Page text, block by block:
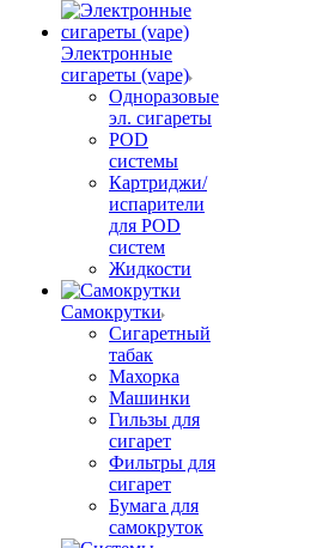
Электронные
сигареты (vape)
Одноразовые
эл. сигареты
POD
системы
Картриджи/
испарители
для POD
систем
Жидкости
Самокрутки
Сигаретный
табак
Махорка
Машинки
Гильзы для
сигарет
Фильтры для
сигарет
Бумага для
самокруток